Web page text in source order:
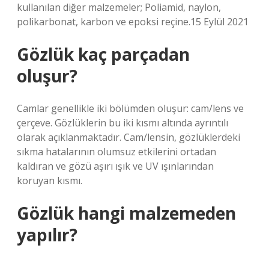
kullanılan diğer malzemeler; Poliamid, naylon,
polikarbonat, karbon ve epoksi reçine.15 Eylül 2021
Gözlük kaç parçadan
oluşur?
Camlar genellikle iki bölümden oluşur: cam/lens ve
çerçeve. Gözlüklerin bu iki kısmı altında ayrıntılı
olarak açıklanmaktadır. Cam/lensin, gözlüklerdeki
sıkma hatalarının olumsuz etkilerini ortadan
kaldıran ve gözü aşırı ışık ve UV ışınlarından
koruyan kısmı.
Gözlük hangi malzemeden
yapılır?